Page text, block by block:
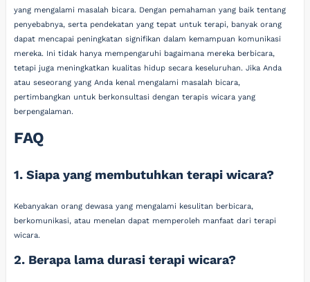
yang mengalami masalah bicara. Dengan pemahaman yang baik tentang
penyebabnya, serta pendekatan yang tepat untuk terapi, banyak orang
dapat mencapai peningkatan signifikan dalam kemampuan komunikasi
mereka. Ini tidak hanya mempengaruhi bagaimana mereka berbicara,
tetapi juga meningkatkan kualitas hidup secara keseluruhan. Jika Anda
atau seseorang yang Anda kenal mengalami masalah bicara,
pertimbangkan untuk berkonsultasi dengan terapis wicara yang
berpengalaman.
FAQ
1. Siapa yang membutuhkan terapi wicara?
Kebanyakan orang dewasa yang mengalami kesulitan berbicara,
berkomunikasi, atau menelan dapat memperoleh manfaat dari terapi
wicara.
2. Berapa lama durasi terapi wicara?